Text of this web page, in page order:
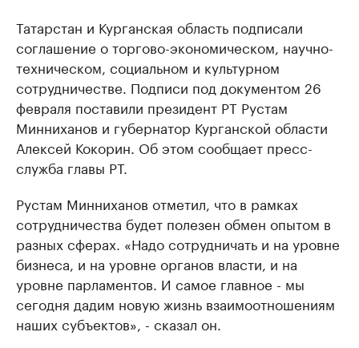
Татарстан и Курганская область подписали
соглашение о торгово-экономическом, научно-
техническом, социальном и культурном
сотрудничестве. Подписи под документом 26
февраля поставили президент РТ Рустам
Минниханов и губернатор Курганской области
Алексей Кокорин. Об этом сообщает пресс-
служба главы РТ.
Рустам Минниханов отметил, что в рамках
сотрудничества будет полезен обмен опытом в
разных сферах. «Надо сотрудничать и на уровне
бизнеса, и на уровне органов власти, и на
уровне парламентов. И самое главное - мы
сегодня дадим новую жизнь взаимоотношениям
наших субъектов», - сказал он.